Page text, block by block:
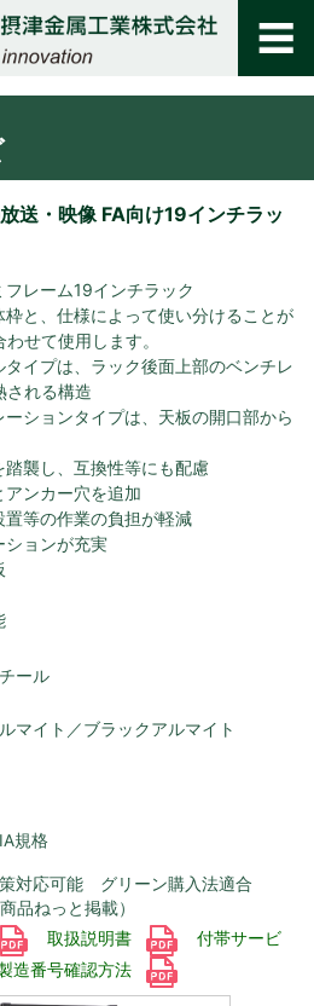
送・映像 FA向け19インチラッ
レーム19インチラック
と、仕様によって使い分けることが
せて使用します。
イプは、ラック後面上部のベンチレ
される構造
ションタイプは、天板の開口部から
襲し、互換性等にも配慮
ンカー穴を追加
等の作業の負担が軽減
ョンが充実
ール
マイト／ブラックアルマイト
規格
対応可能 グリーン購入法適合
品ねっと掲載）
取扱説明書
付帯サービ
造番号確認方法